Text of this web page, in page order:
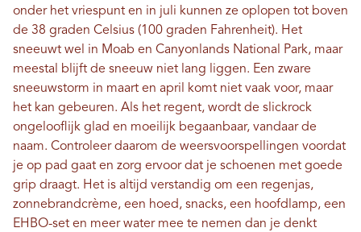
onder het vriespunt en in juli kunnen ze oplopen tot boven
de 38 graden Celsius (100 graden Fahrenheit). Het
sneeuwt wel in Moab en Canyonlands National Park, maar
meestal blijft de sneeuw niet lang liggen. Een zware
sneeuwstorm in maart en april komt niet vaak voor, maar
het kan gebeuren. Als het regent, wordt de slickrock
ongelooflijk glad en moeilijk begaanbaar, vandaar de
naam. Controleer daarom de weersvoorspellingen voordat
je op pad gaat en zorg ervoor dat je schoenen met goede
grip draagt. Het is altijd verstandig om een ​​regenjas,
zonnebrandcrème, een hoed, snacks, een hoofdlamp, een
EHBO-set en meer water mee te nemen dan je denkt